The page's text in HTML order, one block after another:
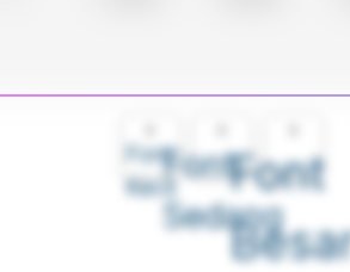
Font
Kecil
Font
Sedang
Font